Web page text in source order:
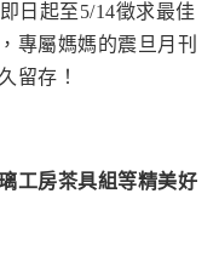
日起至5/14徵求最佳
專屬媽媽的震旦月刊
留存！
工房茶具組等精美好